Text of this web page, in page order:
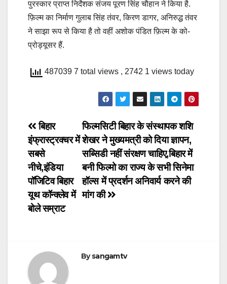
पुरस्कार‌ प्राप्त निर्देशक संजय पूरण सिंह चौहान ने‌ किया है.
फ़िल्म का निर्माण गुलाब सिंह तंवर, किरण डागर, अनिरुद्ध तंवर
ने साझा रूप से किया है तो वहीं अशोक पंडित फ़िल्म के को-
प्रोड्यूसर हैं.
487039 7 total views , 2742 1 views today
Post
navigation
फिल्मसिटी बिहार के संस्थापक शशि
शेखर ने मुख्यमत्री को दिया ज्ञापन,
सब्सिडी नहीं संरक्षण चाहिए,बिहार में
बनी फिल्मो का राज्य के सभी सिनेमा
हॉल्स में प्रदर्शन अनिवार्य करने की
मांग की
बिहार
इंफ्रास्ट्रक्चर में
सबसे
नीचे,इंडिया
पॉजिटिव बिहार
यूथ कॉन्क्लेव में
बोले सम्राट
Bysangamtv